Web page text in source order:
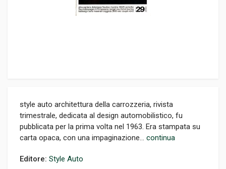
style auto architettura della carrozzeria, rivista
trimestrale, dedicata al design automobilistico, fu
pubblicata per la prima volta nel 1963. Era stampata su
carta opaca, con una impaginazione... continua
Editore: Style Auto